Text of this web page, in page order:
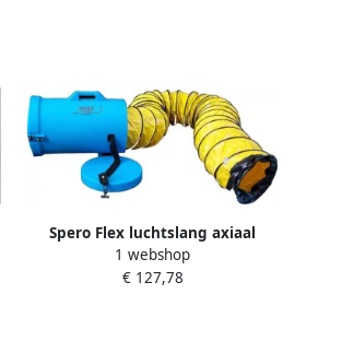
Spero Flex luchtslang axiaal
ventilatoren | 330mm x 7.5Mtr
incl. koker SBL4001A
1 webshop
€ 127,78